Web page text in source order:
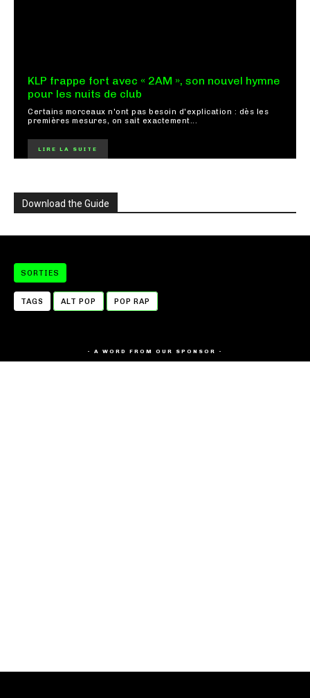
KLP frappe fort avec « 2AM », son nouvel hymne
pour les nuits de club
Certains morceaux n'ont pas besoin d'explication : dès les
premières mesures, on sait exactement...
LIRE LA SUITE
Download the Guide
SORTIES
TAGS ALT POP POP RAP
- A WORD FROM OUR SPONSOR -